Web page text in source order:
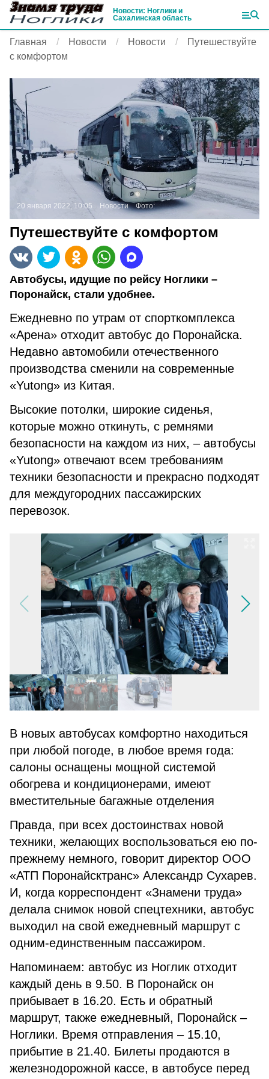
Новости: Ноглики и
Сахалинская область
Главная Новости Новости
Путешествуйте
с комфортом
20 января 2022, 10:05 Новости Фото:
Путешествуйте с комфортом
Автобусы, идущие по рейсу Ноглики –
Поронайск, стали удобнее.
Ежедневно по утрам от спорткомплекса
«Арена» отходит автобус до Поронайска.
Недавно автомобили отечественного
производства сменили на современные
«Yutong» из Китая.
Высокие потолки, широкие сиденья,
которые можно откинуть, с ремнями
безопасности на каждом из них, – автобусы
«Yutong» отвечают всем требованиям
техники безопасности и прекрасно подходят
для междугородних пассажирских
перевозок.
В новых автобусах комфортно находиться
при любой погоде, в любое время года:
салоны оснащены мощной системой
обогрева и кондиционерами, имеют
вместительные багажные отделения
Правда, при всех достоинствах новой
техники, желающих воспользоваться ею по-
прежнему немного, говорит директор ООО
«АТП Поронайсктранс» Александр Сухарев.
И, когда корреспондент «Знамени труда»
делала снимок новой спецтехники, автобус
выходил на свой ежедневный маршрут с
одним-единственным пассажиром.
Напоминаем: автобус из Ноглик отходит
каждый день в 9.50. В Поронайск он
прибывает в 16.20. Есть и обратный
маршрут, также ежедневный, Поронайск –
Ноглики. Время отправления – 15.10,
прибытие в 21.40. Билеты продаются в
железнодорожной кассе, в автобусе перед